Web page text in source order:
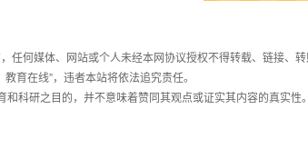
任何媒体、网站或个人未经本网协议授权不得转载、链接、转
育在线”，违者本站将依法追究责任。
科研之目的，并不意味着赞同其观点或证实其内容的真实性